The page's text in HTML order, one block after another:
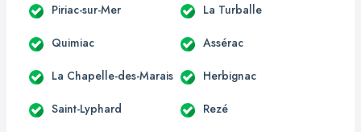
Piriac-sur-Mer La Turballe
Quimiac Assérac
La Chapelle-des-Marais Herbignac
Saint-Lyphard Rezé